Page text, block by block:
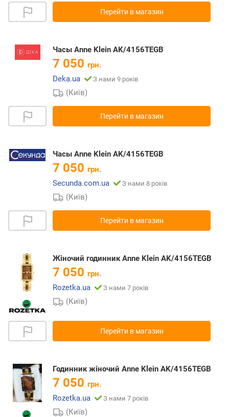
Перейти в магазин
Часы Anne Klein AK/4156TEGB
7 050 грн.
Deka.ua
З нами 9 років
(Київ)
Перейти в магазин
Часы Anne Klein AK/4156TEGB
7 050 грн.
Secunda.com.ua
З нами 8 років
(Київ)
Перейти в магазин
Жіночий годинник Anne Klein AK/4156TEGB
7 050 грн.
Rozetka.ua
З нами 7 років
(Київ)
Перейти в магазин
Годинник жіночий Anne Klein AK/4156TEGB
7 050 грн.
Rozetka.ua
З нами 7 років
(Київ)